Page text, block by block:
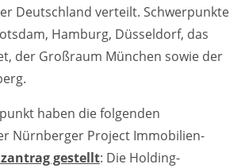
Deutschland verteilt. Schwerpunkte
Hamburg, Düsseldorf, das
der Großraum München sowie der
haben die folgenden
Nürnberger Project Immobilien-
gestellt: Die Holding-